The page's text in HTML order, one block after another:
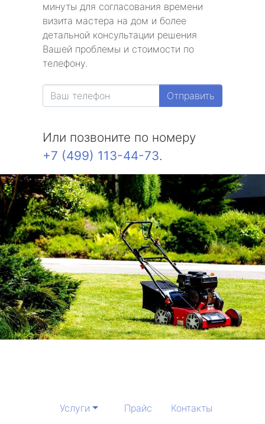
минуты для согласования времени
визита мастера на дом и более
детальной консультации решения
Вашей проблемы и стоимости по
телефону.
Отправить
Или позвоните по номеру
+7 (499) 113-44-73.
Услуги Прайс Контакты